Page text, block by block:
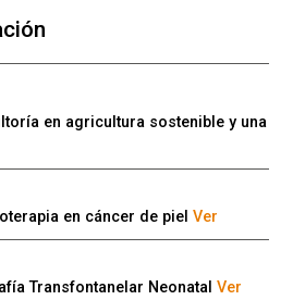
en agricultura sostenible y una
en cáncer de pielVer
Transfontanelar NeonatalVer